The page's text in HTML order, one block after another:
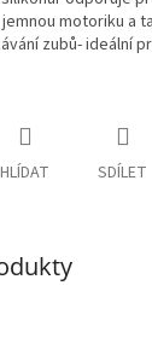
motoriku a
zubů- ideální
HLÍDAT SDÍLET